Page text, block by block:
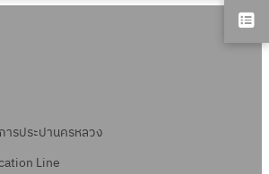
รประปานครหลวง
Line